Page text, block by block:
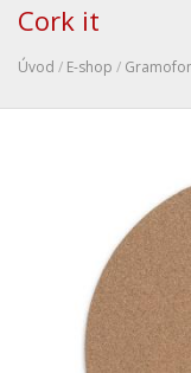
Cork it
Úvod / E-shop /